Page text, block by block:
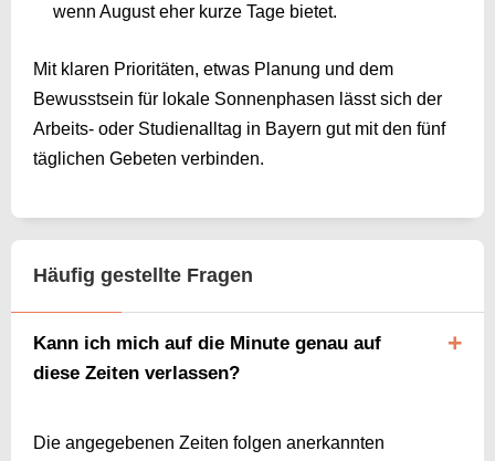
wenn August eher kurze Tage bietet.
Mit klaren Prioritäten, etwas Planung und dem
Bewusstsein für lokale Sonnenphasen lässt sich der
Arbeits- oder Studienalltag in Bayern gut mit den fünf
täglichen Gebeten verbinden.
Häufig gestellte Fragen
Kann ich mich auf die Minute genau auf
diese Zeiten verlassen?
Die angegebenen Zeiten folgen anerkannten